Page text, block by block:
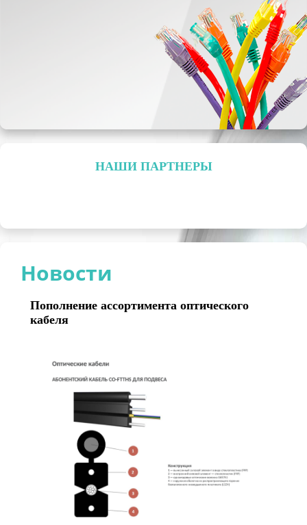
НАШИ ПАРТНЕРЫ
Новости
Пополнение ассортимента оптического
кабеля